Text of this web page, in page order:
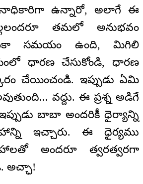
ఉన్నారో, అలాగే ఈ
తమలో అనుభవం
సమయం ఉంది, మిగిలి
ధారణ చేసుకోండి, ధారణ
చేయించండి. ఇప్పుడు ఏమి
వద్దు. ఈ ప్రశ్న అడిగే
బాబా అందరికీ ధైర్యాన్ని
ఇచ్చారు. ఈ ధైర్యము
అందరూ త్వరత్వరగా
అచ్ఛా!